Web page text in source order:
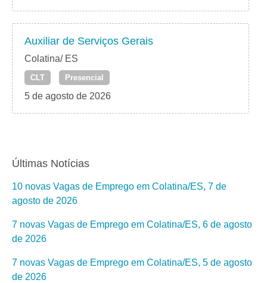
Auxiliar de Serviços Gerais
Colatina/ ES
CLT Presencial
5 de agosto de 2026
Últimas Notícias
10 novas Vagas de Emprego em Colatina/ES, 7 de
agosto de 2026
7 novas Vagas de Emprego em Colatina/ES, 6 de agosto
de 2026
7 novas Vagas de Emprego em Colatina/ES, 5 de agosto
de 2026